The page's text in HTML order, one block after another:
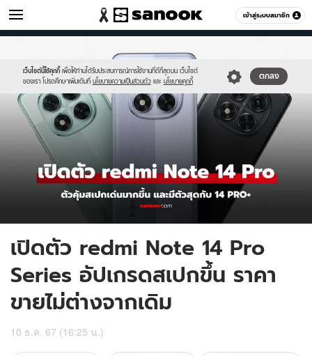
เข้าสู่ระบบสมาชิก
ไอที หมวดอื่นๆ
เว็บไซต์นี้ใช้คุกกี้ เพื่อให้ท่านได้รับประสบการณ์การใช้งานที่ดีที่สุดบน เว็บไซต์
ของเรา โปรดศึกษาเพิ่มเติมที่ นโยบายความเป็นส่วนตัว และ นโยบายคุกกี้
ตกลง
sanook.png
เปิดตัว redmi Note 14 Pro
Series อัปเกรดสเปกขึ้น ราคา
ขายไม่ต่างจากเดิม
10 ธ.ค. 67 (16:25 น.)